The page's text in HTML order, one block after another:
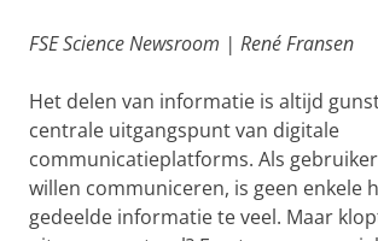
FSE Science Newsroom | René Fransen
Het delen van informatie is altijd
centrale uitgangspunt van digitale
communicatieplatforms. Als
willen communiceren, is geen enkele
gedeelde informatie te veel. Maar